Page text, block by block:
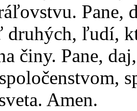
Pane,
druhých, ľudí,
činy. Pane,
Amen.